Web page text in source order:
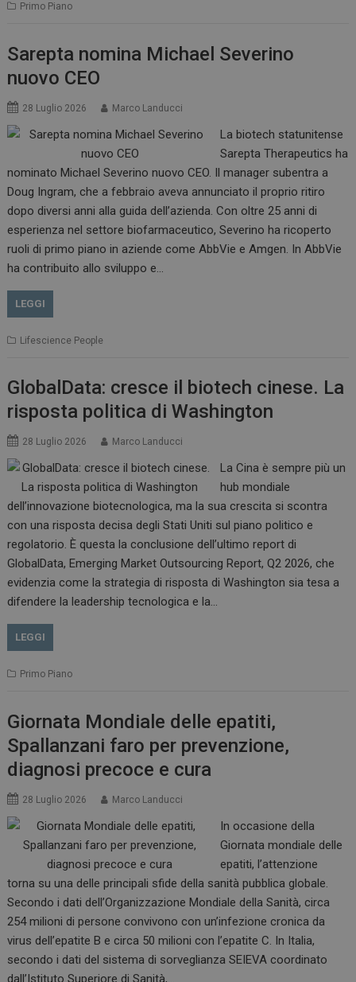
Primo Piano
Sarepta nomina Michael Severino
nuovo CEO
28 Luglio 2026 Marco Landucci
La biotech statunitense
Sarepta Therapeutics ha
nominato Michael Severino nuovo CEO. Il manager subentra a
Doug Ingram, che a febbraio aveva annunciato il proprio ritiro
dopo diversi anni alla guida dell’azienda. Con oltre 25 anni di
esperienza nel settore biofarmaceutico, Severino ha ricoperto
ruoli di primo piano in aziende come AbbVie e Amgen. In AbbVie
ha contribuito allo sviluppo e…
LEGGI
Lifescience People
GlobalData: cresce il biotech cinese. La
risposta politica di Washington
28 Luglio 2026 Marco Landucci
La Cina è sempre più un
hub mondiale
dell’innovazione biotecnologica, ma la sua crescita si scontra
con una risposta decisa degli Stati Uniti sul piano politico e
regolatorio. È questa la conclusione dell’ultimo report di
GlobalData, Emerging Market Outsourcing Report, Q2 2026, che
evidenzia come la strategia di risposta di Washington sia tesa a
difendere la leadership tecnologica e la…
LEGGI
Primo Piano
Giornata Mondiale delle epatiti,
Spallanzani faro per prevenzione,
diagnosi precoce e cura
28 Luglio 2026 Marco Landucci
In occasione della
Giornata mondiale delle
epatiti, l’attenzione
torna su una delle principali sfide della sanità pubblica globale.
Secondo i dati dell’Organizzazione Mondiale della Sanità, circa
254 milioni di persone convivono con un’infezione cronica da
virus dell’epatite B e circa 50 milioni con l’epatite C. In Italia,
secondo i dati del sistema di sorveglianza SEIEVA coordinato
dall’Istituto Superiore di Sanità,…